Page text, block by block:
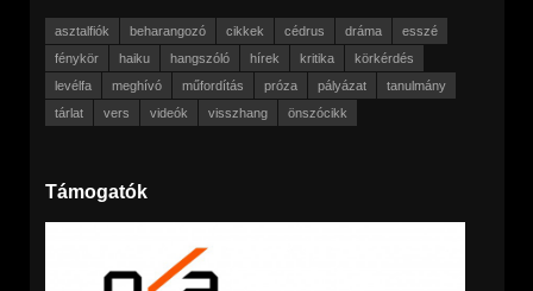
asztalfiók beharangozó cikkek cédrus dráma
esszé
fénykör
haiku hangszóló hírek kritika
körkérdés
levélfa
meghívó műfordítás próza pályázat
tanulmány
tárlat
vers videók visszhang önszócikk
Támogatók